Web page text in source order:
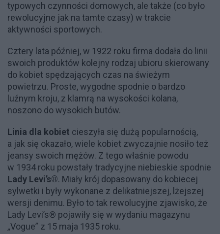
typowych czynności domowych, ale także (co było
rewolucyjne jak na tamte czasy) w trakcie
aktywności sportowych.
Cztery lata później, w 1922 roku firma dodała do linii
swoich produktów kolejny rodzaj ubioru skierowany
do kobiet spędzających czas na świeżym
powietrzu. Proste, wygodne spodnie o bardzo
luźnym kroju, z klamrą na wysokości kolana,
noszono do wysokich butów.
Linia dla kobiet cieszyła się dużą popularnością,
a jak się okazało, wiele kobiet zwyczajnie nosiło też
jeansy swoich mężów. Z tego właśnie powodu
w 1934 roku powstały tradycyjne niebieskie spodnie
Lady Levi’s®. Miały krój dopasowany do kobiecej
sylwetki i były wykonane z delikatniejszej, lżejszej
wersji denimu. Było to tak rewolucyjne zjawisko, że
Lady Levi’s® pojawiły się w wydaniu magazynu
„Vogue” z 15 maja 1935 roku.